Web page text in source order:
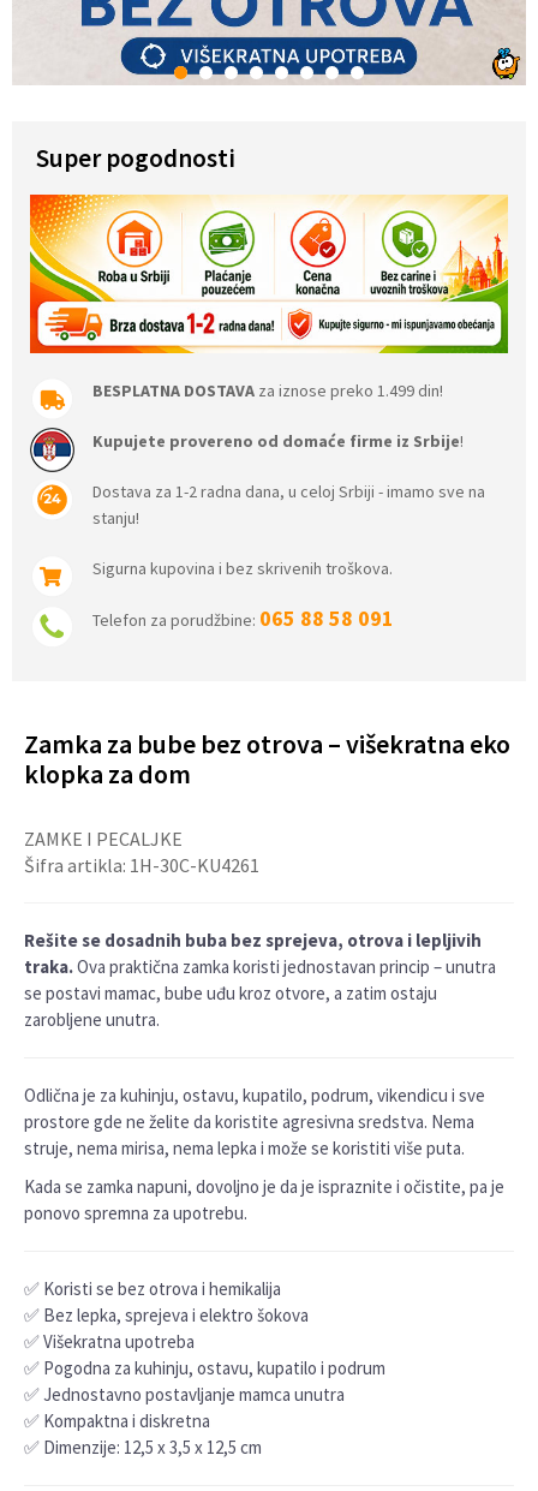
1 2 3 4 5 6 7 8
Super pogodnosti
BESPLATNA DOSTAVA za iznose preko 1.499 din!
Kupujete provereno od domaće firme iz Srbije!
Dostava za 1-2 radna dana, u celoj Srbiji - imamo sve na
stanju!
Sigurna kupovina i bez skrivenih troškova.
Telefon za porudžbine: 065 88 58 091
Zamka za bube bez otrova – višekratna eko
klopka za dom
ZAMKE I PECALJKE
Šifra artikla: 1H-30C-KU4261
Rešite se dosadnih buba bez sprejeva, otrova i lepljivih
traka.Ova praktična zamka koristi jednostavan princip – unutra
se postavi mamac, bube uđu kroz otvore, a zatim ostaju
zarobljene unutra.
Odlična je za kuhinju, ostavu, kupatilo, podrum, vikendicu i sve
prostore gde ne želite da koristite agresivna sredstva. Nema
struje, nema mirisa, nema lepka i može se koristiti više puta.
Kada se zamka napuni, dovoljno je da je ispraznite i očistite, pa je
ponovo spremna za upotrebu.
✅ Koristi se bez otrova i hemikalija
✅ Bez lepka, sprejeva i elektro šokova
✅ Višekratna upotreba
✅ Pogodna za kuhinju, ostavu, kupatilo i podrum
✅ Jednostavno postavljanje mamca unutra
✅ Kompaktna i diskretna
✅ Dimenzije: 12,5 x 3,5 x 12,5 cm